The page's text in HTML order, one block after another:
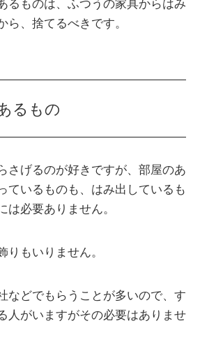
るものは、ふつうの家具からはみ
ら、捨てるべきです。
るもの
さげるのが好きですが、部屋のあ
ているものも、はみ出しているも
は必要ありません。
りもいりません。
などでもらうことが多いので、す
人がいますがその必要はありませ